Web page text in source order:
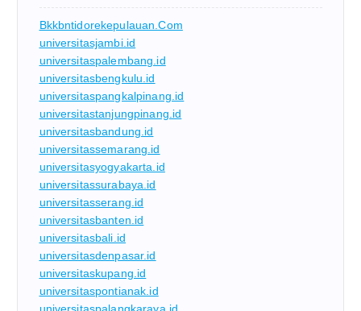
Bkkbntidorekepulauan.com
universitasjambi.id
universitaspalembang.id
universitasbengkulu.id
universitaspangkalpinang.id
universitastanjungpinang.id
universitasbandung.id
universitassemarang.id
universitasyogyakarta.id
universitassurabaya.id
universitasserang.id
universitasbanten.id
universitasbali.id
universitasdenpasar.id
universitaskupang.id
universitaspontianak.id